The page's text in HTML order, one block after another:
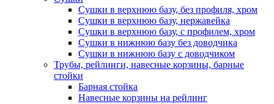
Сушки в верхнюю базу, без профиля, хром
Сушки в верхнюю базу, нержавейка
Сушки в верхнюю базу, с профилем, хром
Сушки в нижнюю базу без доводчика
Сушки в нижнюю базу с доводчиком
Трубы, рейлинги, навесные корзины, барные
стойки
Барная стойка
Навесные корзины на рейлинг